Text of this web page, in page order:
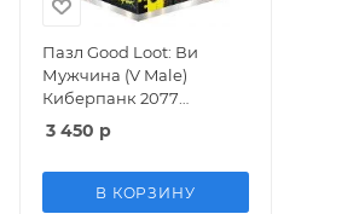
Пазл Good Loot: Ви
Мужчина (V Male)
Киберпанк 2077
(Cyberpunk 2077) 500
элементов
3 450 р
В КОРЗИНУ